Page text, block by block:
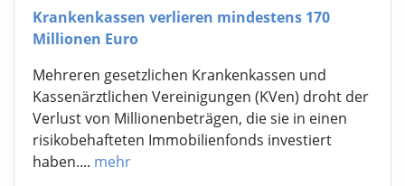
Krankenkassen verlieren mindestens 170
Millionen Euro
Mehreren gesetzlichen Krankenkassen und
Kassenärztlichen Vereinigungen (KVen) droht der
Verlust von Millionenbeträgen, die sie in einen
risikobehafteten Immobilienfonds investiert
haben.... mehr